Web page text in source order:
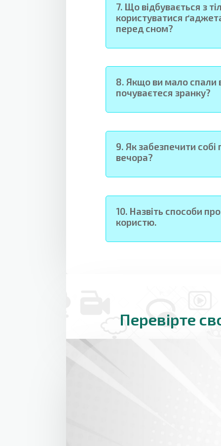
7. Що відбувається з
користуватися
перед сном?
8. Якщо ви мало спали
почуваєтеся зранку?
9. Як забезпечити
вечора?
10. Назвіть способи
користю.
Перевірте